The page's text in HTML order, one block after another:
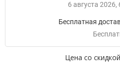
6 августа 2026
Бесплатная
Цена со скидкой